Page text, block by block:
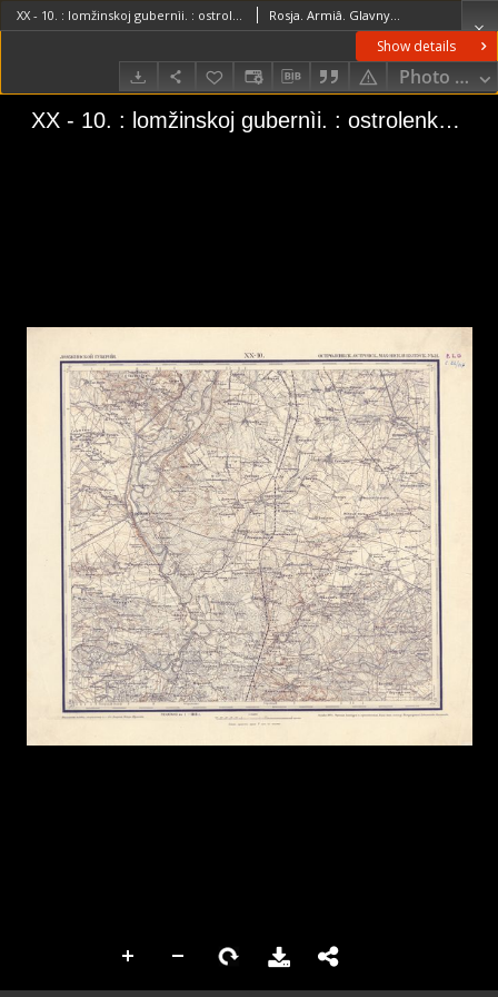
Show details
Photo
XX - 10. : lomžinskoj gubernìi. : ostrolenksk., ostrovsk., makovsk. i pultusk. uězd. Rosja. Armiâ. Glavnyj štab. Voenno-topografičeskij otdelRosja. Armiâ. Glavnyj štab. Litografìâ kartografičeskago zavedenìâ